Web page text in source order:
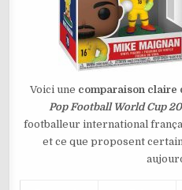
Voici une comparaison claire
Pop Football World Cup
footballeur international
et ce que proposent